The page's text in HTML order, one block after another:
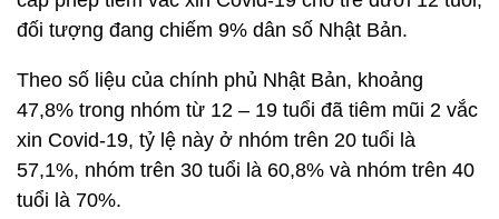
đối tượng đang chiếm 9% dân số Nhật Bản.
Theo số liệu của chính phủ Nhật Bản, khoảng
47,8% trong nhóm từ 12 – 19 tuổi đã tiêm mũi 2 vắc
xin Covid-19, tỷ lệ này ở nhóm trên 20 tuổi là
57,1%, nhóm trên 30 tuổi là 60,8% và nhóm trên 40
tuổi là 70%.